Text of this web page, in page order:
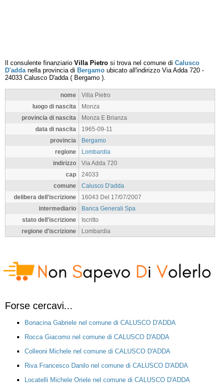
Il consulente finanziario Villa Pietro si trova nel comune di Calusco
D'addanella provincia di Bergamo ubicato all'indirizzo Via Adda 720 -
24033 Calusco D'adda( Bergamo ).
nome
Villa Pietro
luogo di nascita
Monza
provincia di nascita
Monza E Brianza
data di nascita
1965-09-11
provincia
Bergamo
regione
Lombardia
indirizzo
Via Adda 720
cap
24033
comune
Calusco D'adda
delibera dell'iscrizione
16043 Del 17/07/2007
intermediario
Banca Generali Spa
stato dell'iscrizione
Iscritto
regione d'iscrizione
Lombardia
Forse cercavi...
Bonacina Gabriele nel comune di CALUSCO D'ADDA
Rocca Giacomo nel comune di CALUSCO D'ADDA
Colleoni Michele nel comune di CALUSCO D'ADDA
Riva Francesco Danilo nel comune di CALUSCO D'ADDA
Locatelli Michele Oriele nel comune di CALUSCO D'ADDA